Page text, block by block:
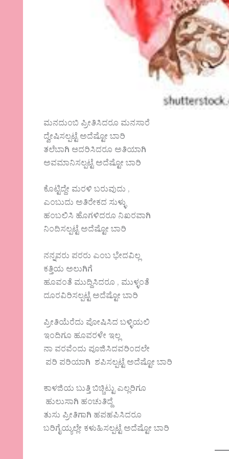
ಮನದುಂಬಿ ಪ್ರೀತಿಸಿದರೂ ಮನಸಾರೆ
ದ್ವೇಷಿಸಲ್ಪಟ್ಟೆ ಅದೆಷ್ಟೋ ಬಾರಿ
ತಲೆಬಾಗಿ ಆದರಿಸಿದರೂ ಅತಿಯಾಗಿ
ಅವಮಾನಿಸಲ್ಪಟ್ಟೆ ಅದೆಷ್ಟೋ ಬಾರಿ
ಕೊಟ್ಟಿದ್ದೇ ಮರಳಿ ಬರುವುದು ,
ಎಂಬುದು ಅತಿರೇಕದ ಸುಳ್ಳು
ಹಂಬಲಿಸಿ ಹೊಗಳಿದರೂ ನಿಖರವಾಗಿ
ನಿಂದಿಸಲ್ಪಟ್ಟೆ ಅದೆಷ್ಟೋ ಬಾರಿ
ನನ್ನವರು ಪರರು ಎಂಬ ಭೇದವಿಲ್ಲ
ಕತ್ತಿಯ ಅಲುಗಿಗೆ
ಹೂವಂತೆ ಮುದ್ದಿಸಿದರೂ , ಮುಳ್ಳಂತೆ
ದೂರವಿರಿಸಲ್ಪಟ್ಟೆ ಅದೆಷ್ಟೋ ಬಾರಿ
ಪ್ರೀತಿಯೆರೆದು ಪೋಷಿಸಿದ ಬಳ್ಳಿಯಲಿ
ಇಂದಿಗೂ ಹೂವರಳೇ ಇಲ್ಲ
ನಾ ವರವೆಂದು ಪೂಜಿಸಿದವರಿಂದಲೇ
ಪರಿ ಪರಿಯಾಗಿ ಶಪಿಸಲ್ಪಟ್ಟೆ ಅದೆಷ್ಟೋ ಬಾರಿ
ಕಾಳಜಿಯ ಬುತ್ತಿ ಬಿಚ್ಚಿಟ್ಟು ಎಲ್ಲರಿಗೂ
ಹುಲುಸಾಗಿ ಹಂಚುತಿದ್ದೆ
ತುಸು ಪ್ರೀತಿಗಾಗಿ ಹಪಹಪಿಸಿದರೂ
ಬರಿಗೈಯ್ಯಲ್ಲೇ ಕಳುಹಿಸಲ್ಪಟ್ಟೆ ಅದೆಷ್ಟೋ ಬಾರಿ